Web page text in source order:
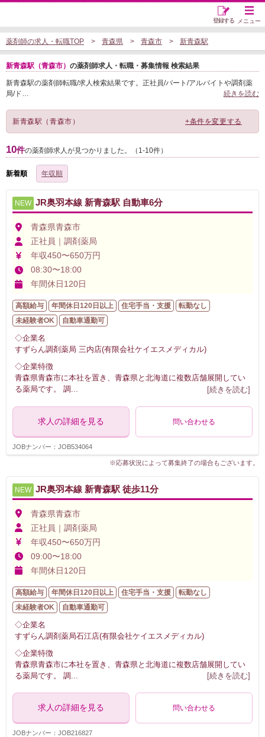
メニュー
登録する
薬剤師の求人・転職TOP 青森県 青森市 新青森駅
新青森駅（青森市） の薬剤師求人・転職・募集情報 検索結果
新青森駅の薬剤師転職/求人検索結果です。正社員/パート/アルバイトや調剤薬
局/ド… 続きを読む
新青森駅（青森市） +条件を変更する
10件の薬剤師求人が見つかりました。（1-10件）
新着順 年収順
NEW JR奥羽本線 新青森駅 自動車6分
青森県青森市
正社員｜調剤薬局
年収450〜650万円
08:30〜18:00
年間休日120日
高額給与 年間休日120日以上 住宅手当・支援
転勤なし
未経験者OK
自動車通勤可
◇企業名
すずらん調剤薬局 三内店(有限会社ケイエスメディカル)
◇企業特徴
青森県青森市に本社を置き、青森県と北海道に複数店舗展開してい
る薬局です。 調... [続きを読む]
求人の詳細を見る 問い合わせる
JOBナンバー：JOB534064
※応募状況によって募集終了の場合もございます。
NEW JR奥羽本線 新青森駅 徒歩11分
青森県青森市
正社員｜調剤薬局
年収450〜650万円
09:00〜18:00
年間休日120日
高額給与 年間休日120日以上 住宅手当・支援
転勤なし
未経験者OK
自動車通勤可
◇企業名
すずらん調剤薬局石江店(有限会社ケイエスメディカル)
◇企業特徴
青森県青森市に本社を置き、青森県と北海道に複数店舗展開してい
る薬局です。 調
[続きを読む]
求人の詳細を見る 問い合わせる
JOBナンバー：JOB216827